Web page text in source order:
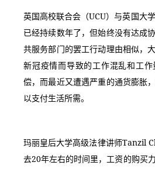
英国高校联合会（UCU）与英国大
已经持续数年了，但始终没有达成
共服务部门的罢工行动理由相似，
新冠疫情而导致的工作混乱和工
偿，而最近又遭遇严重的通货膨胀
以支付生活所需。
玛丽皇后大学高级法律讲师Tanzil
去20年左右的时间里，工资的购买